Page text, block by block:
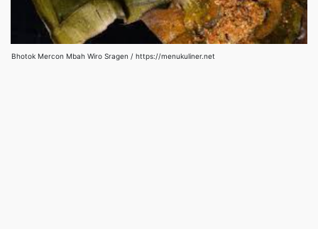
Bhotok Mercon Mbah Wiro Sragen / https://menukuliner.net